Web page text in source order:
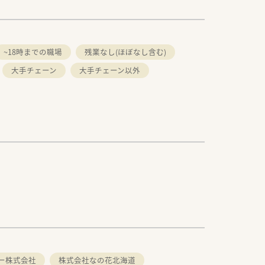
~18時までの職場
残業なし(ほぼなし含む)
大手チェーン
大手チェーン以外
株式会社 株式会社なの花北海道